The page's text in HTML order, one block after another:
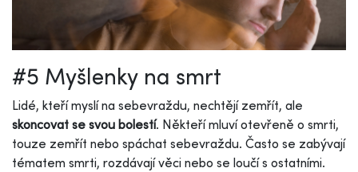
#5 Myšlenky na smrt
Lidé, kteří myslí na sebevraždu, nechtějí zemřít, ale
skoncovat se svou bolestí. Někteří mluví otevřeně o smrti,
touze zemřít nebo spáchat sebevraždu. Často se zabývají
tématem smrti, rozdávají věci nebo se loučí s ostatními.